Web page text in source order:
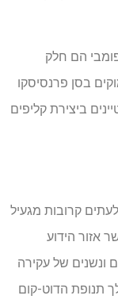
הם חלק
בסן פרנסיסקו
ביצירת קליפים
קרובות מגעיל
אזור הידוע
ונשנים של עקירה
תנופת הדוט-קום